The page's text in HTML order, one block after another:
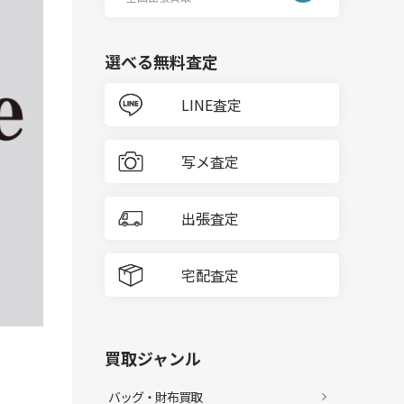
選べる無料査定
LINE査定
写メ査定
出張査定
宅配査定
買取ジャンル
バッグ・財布買取